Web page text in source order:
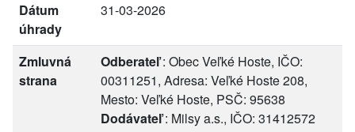
Dátum
úhrady
31-03-2026
Zmluvná
strana
Odberateľ: Obec Veľké Hoste, IČO:
00311251, Adresa: Veľké Hoste 208,
Mesto: Veľké Hoste, PSČ: 95638
Dodávateľ: Milsy a.s., IČO: 31412572